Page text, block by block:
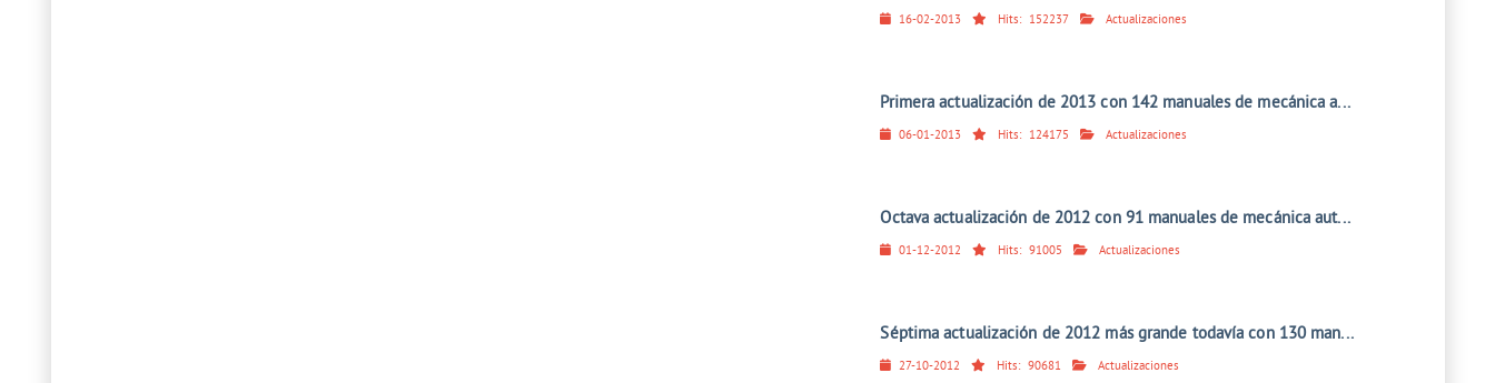
16-02-2013 Hits: 152237 Actualizaciones
Primera actualización de 2013 con 142 manuales de mecánica a...
06-01-2013 Hits: 124175 Actualizaciones
Octava actualización de 2012 con 91 manuales de mecánica aut...
01-12-2012 Hits: 91005 Actualizaciones
Séptima actualización de 2012 más grande todavía con 130 man...
27-10-2012 Hits: 90681 Actualizaciones